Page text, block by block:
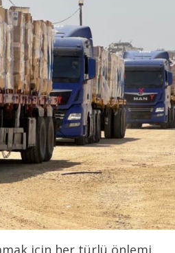
için her türlü önlemi